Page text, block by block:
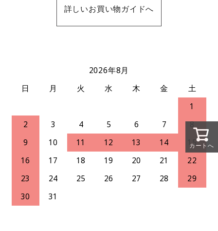
カートへ
詳しいお買い物ガイドへ
2026年8月
日
月 火 水 木 金
土
1
2
3 4 5 6 7
8
9
10 11 12 13 14
15
16
17 18 19 20 21
22
23
24 25 26 27 28
29
30
31